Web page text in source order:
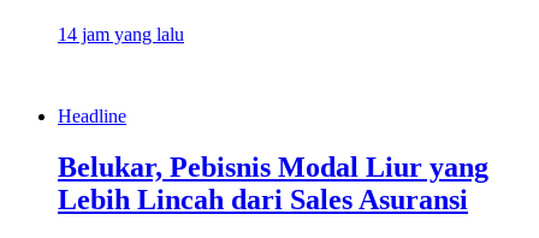
14 jam yang lalu
Headline
Belukar, Pebisnis Modal Liur yang
Lebih Lincah dari Sales Asuransi